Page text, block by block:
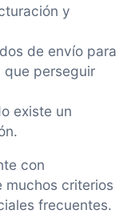
y
de envío para
perseguir
existe un
con
muchos criterios
frecuentes.